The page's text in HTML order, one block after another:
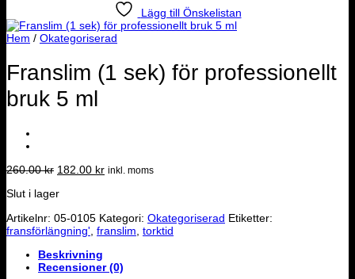
Lägg till Önskelistan
Hem / Okategoriserad
Franslim (1 sek) för professionellt
bruk 5 ml
260.00kr Det
priset
260.00 kr.
182.00 krDet
182.00 kr.
inkl. moms
Slut i lager
Artikelnr: 05-0105 Kategori: Okategoriserad Etiketter:
fransförlängning' franslim torktid
Beskrivning
Recensioner (0)